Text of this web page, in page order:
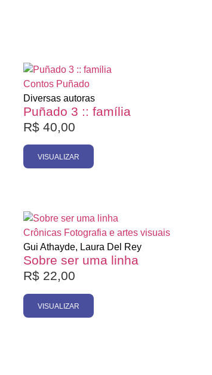
Contos Puñado
Diversas autoras
Puñado 3 :: família
R$ 40,00
VISUALIZAR
Crônicas Fotografia e artes visuais
Gui Athayde, Laura Del Rey
Sobre ser uma linha
R$ 22,00
VISUALIZAR